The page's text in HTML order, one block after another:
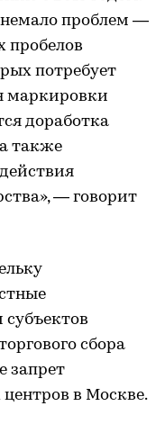
проблем —
пробелов
потребует
маркировки
доработка
также
— говорит
сбора
запрет
в Москве.